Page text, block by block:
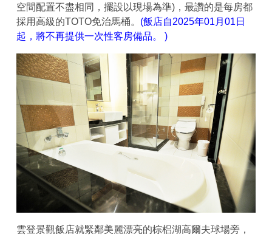
空間配置不盡相同，擺設以現場為準)，最讚的是每房都
採用高級的TOTO免治馬桶。 (飯店自2025年01月01日
起，將不再提供一次性客房備品。 )
雲登景觀飯店就緊鄰美麗漂亮的棕梠湖高爾夫球場旁，